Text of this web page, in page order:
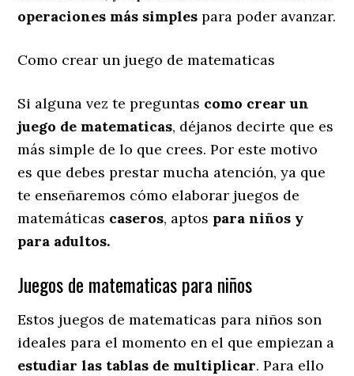
operaciones más simples para poder avanzar.
Como crear un juego de matematicas
Si alguna vez te preguntas como crear un
juego de matematicas, déjanos decirte que es
más simple de lo que crees. Por este motivo
es que debes prestar mucha atención, ya que
te enseñaremos cómo elaborar juegos de
matemáticas caseros, aptos para niños y
para adultos.
Juegos de matematicas para niños
Estos juegos de matematicas para niños son
ideales para el momento en el que empiezan a
estudiar las tablas de multiplicar. Para ello